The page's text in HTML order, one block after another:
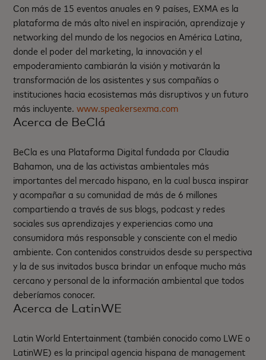
Con más de 15 eventos anuales en 9 países, EXMA es la
plataforma de más alto nivel en inspiración, aprendizaje y
networking del mundo de los negocios en América Latina,
donde el poder del marketing, la innovación y el
empoderamiento cambiarán la visión y motivarán la
transformación de los asistentes y sus compañías o
instituciones hacia ecosistemas más disruptivos y un futuro
más incluyente.www.speakersexma.com
Acerca de BeClá
BeCla es una Plataforma Digital fundada por Claudia
Bahamon, una de las activistas ambientales más
importantes del mercado hispano, en la cual busca inspirar
y acompañar a su comunidad de más de 6 millones
compartiendo a través de sus blogs, podcast y redes
sociales sus aprendizajes y experiencias como una
consumidora más responsable y consciente con el medio
ambiente. Con contenidos construidos desde su perspectiva
y la de sus invitados busca brindar un enfoque mucho más
cercano y personal de la información ambiental que todos
deberíamos conocer.
Acerca de LatinWE
Latin World Entertainment (también conocido como LWE o
LatinWE) es la principal agencia hispana de management